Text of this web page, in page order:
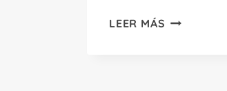
LEER MÁS SAN